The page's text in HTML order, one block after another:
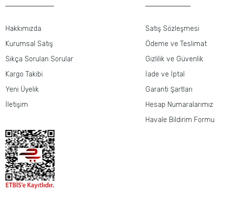
Hakkımızda
Kurumsal Satış
Sıkça Sorulan Sorular
Kargo Takibi
Yeni Üyelik
İletişim
Satış Sözleşmesi
Ödeme ve Teslimat
Gizlilik ve Güvenlik
İade ve İptal
Garanti Şartları
Hesap Numaralarımız
Havale Bildirim Formu